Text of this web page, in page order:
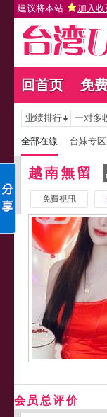
建议将本站 加入收
回首页 免
业绩排行 一对多
全部在線 台妹专区
越南無留
免費視訊
会员总评价